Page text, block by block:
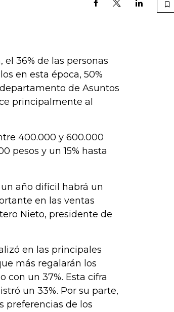
36% de las personas
en esta época, 50%
de Asuntos
principalmente al
400.000 y 600.000
pesos y un 15% hasta
año difícil habrá un
en las ventas
Nieto, presidente de
en las principales
más regalarán los
con un 37%. Esta cifra
un 33%. Por su parte,
preferencias de los